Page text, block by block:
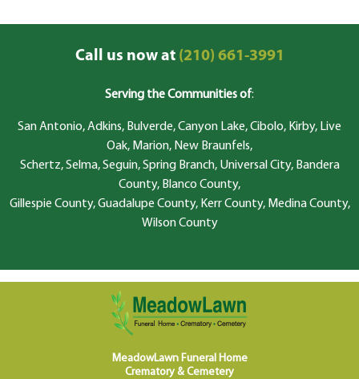
Call us now at(210) 661-3991
Serving the Communities of:
San Antonio, Adkins, Bulverde, Canyon Lake, Cibolo, Kirby, Live
Oak, Marion, New Braunfels,
Schertz, Selma, Seguin, Spring Branch, Universal City, Bandera
County, Blanco County,
Gillespie County, Guadalupe County, Kerr County, Medina County,
Wilson County
MeadowLawn Funeral Home
Crematory & Cemetery